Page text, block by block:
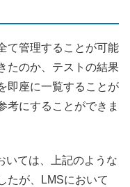
て管理することが可能
たのか、テストの結果
即座に一覧することが
考にすることができま
いては、上記のような
たが、
LMSにおいて